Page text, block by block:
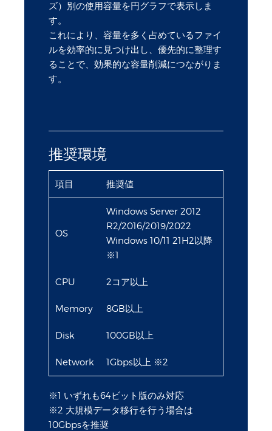
ズ）別の使用容量を円グラフで表示しま
す。
これにより、容量を多く占めているファイ
ルを効率的に見つけ出し、優先的に整理す
ることで、効果的な容量削減につながりま
す。
推奨環境
項目 推奨値
OS
Windows Server 2012
R2/2016/2019/2022
Windows 10/11 21H2以降
※1
CPU 2コア以上
Memory 8GB以上
Disk 100GB以上
Network 1Gbps以上 ※2
※1 いずれも64ビット版のみ対応
※2 大規模データ移行を行う場合は
10Gbpsを推奨